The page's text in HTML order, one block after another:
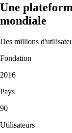
Une
mondiale
Des millions
Fondation
2016
Pays
90
Utilisateurs